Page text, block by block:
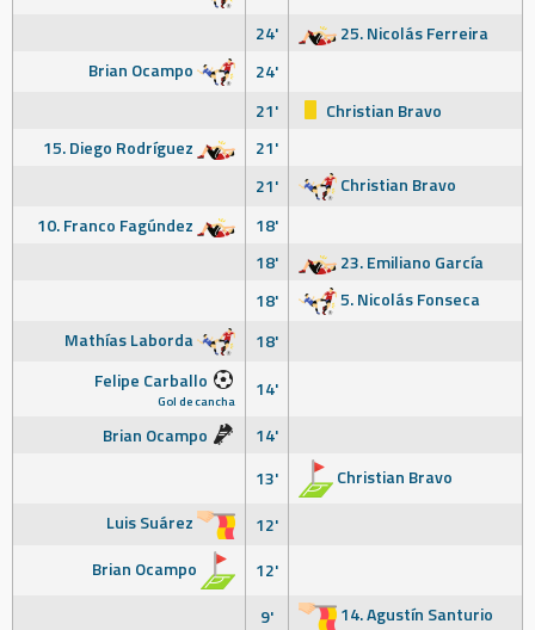
24'
25. Nicolás Ferreira
Brian Ocampo
24'
21'
Christian Bravo
15. Diego Rodríguez
21'
21'
Christian Bravo
10. Franco Fagúndez
18'
18'
23. Emiliano García
18'
5. Nicolás Fonseca
Mathías Laborda
18'
Felipe Carballo
Gol de cancha
14'
Brian Ocampo
14'
13'
Christian Bravo
Luis Suárez
12'
Brian Ocampo
12'
9'
14. Agustín Santurio